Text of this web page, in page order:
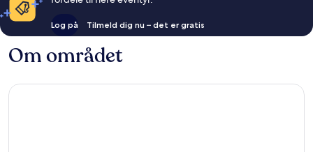
Log på Tilmeld dig nu – det er gratis
Om området